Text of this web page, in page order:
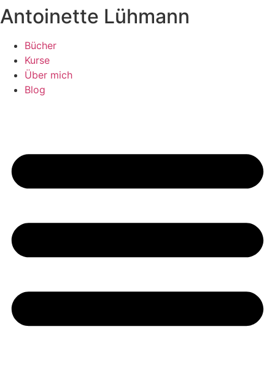
Zum
Inhalt
springen
Antoinette Lühmann
Bücher
Kurse
Über mich
Blog